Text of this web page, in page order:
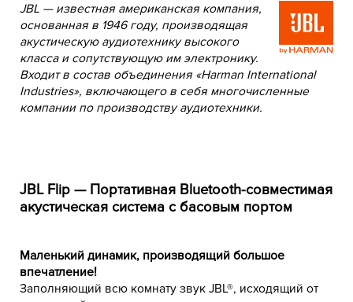
JBL — известная американская компания,
основанная в 1946 году, производящая
акустическую аудиотехнику высокого
класса и сопутствующую им электронику.
Входит в состав объединения «Harman International
Industries», включающего в себя многочисленные
компании по производству аудиотехники.
JBL Flip — Портативная Bluetooth-совместимая
акустическая система с басовым портом
Маленький динамик, производящий большое
впечатление!
Заполняющий всю комнату звук JBL®, исходящий от